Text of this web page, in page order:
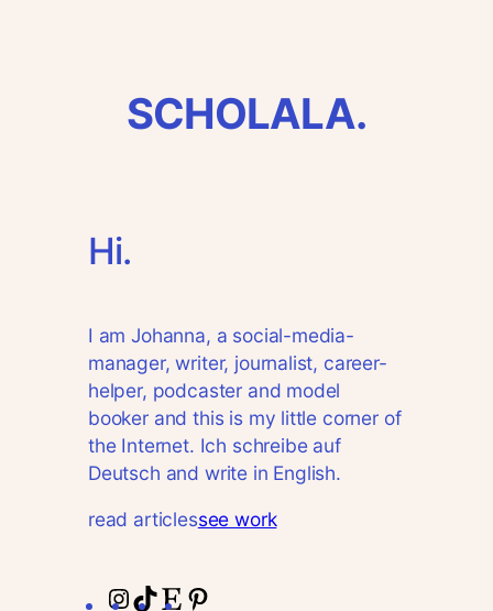
SCHOLALA.
Hi.
I am Johanna, a social-media-
manager, writer, journalist, career-
helper, podcaster and model
booker and this is my little corner of
the Internet. Ich schreibe auf
Deutsch and write in English.
read articlessee work
Instagram
TikTok
Etsy